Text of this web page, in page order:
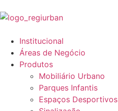
Institucional
Áreas de Negócio
Produtos
Mobiliário Urbano
Parques Infantis
Espaços Desportivos